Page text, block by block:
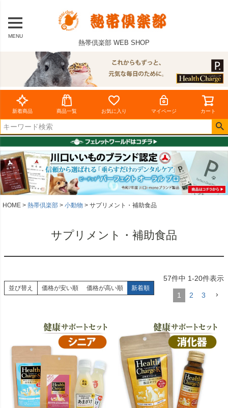
MENU
熱帯倶楽部 WEB SHOP
新着商品 商品一覧 お気に入り マイページ カート
HOME 熱帯倶楽部 小動物 サプリメント・補助食品
サプリメント・補助食品
並び替え 価格が安い順 価格が高い順 新着順
57件中 1-20件表示
1 2 3